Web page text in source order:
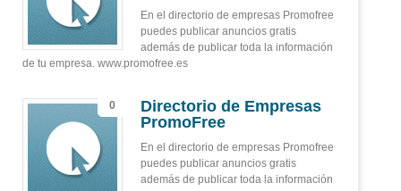
En el directorio de empresas Promofree
puedes publicar anuncios gratis
además de publicar toda la información
de tu empresa. www.promofree.es
0
Directorio de Empresas
PromoFree
En el directorio de empresas Promofree
puedes publicar anuncios gratis
además de publicar toda la información